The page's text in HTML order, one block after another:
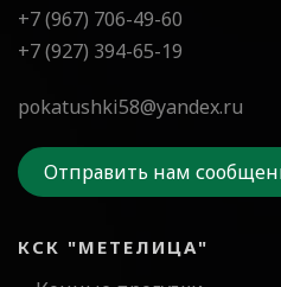
+7 (967) 706-49-60
+7 (927) 394-65-19
pokatushki58@yandex.ru
Отправить нам
КСК "МЕТЕЛИЦА"